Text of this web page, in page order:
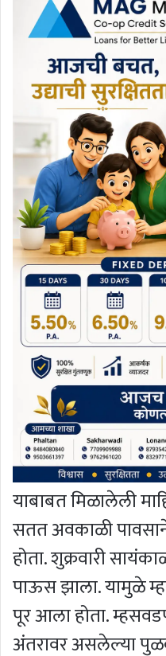
याबाबत मिळालेली
सतत अवकाळी पावसाने
होता. शुक्रवारी
पाऊस झाला. यामुळे
पूर आला होता.
अंतरावर असलेल्या